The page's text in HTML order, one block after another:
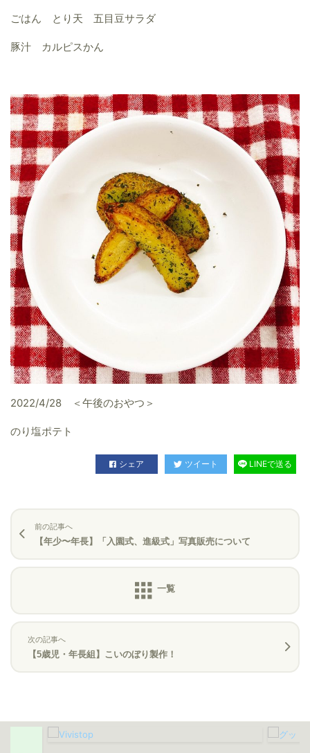
ごはん とり天 五目豆サラダ
豚汁 カルピスかん
2022/4/28 ＜午後のおやつ＞
のり塩ポテト
シェア ツイート LINEで送る
前の記事へ
【年少〜年長】「入園式、進級式」写真販売について
次の記事へ
【5歳児・年長組】こいのぼり製作！